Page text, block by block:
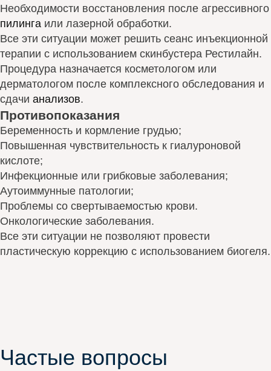
Необходимости восстановления после агрессивного
пилинга или лазерной обработки.
Все эти ситуации может решить сеанс инъекционной
терапии с использованием скинбустера Рестилайн.
Процедура назначается косметологом или
дерматологом после комплексного обследования и
сдачи анализов.
Противопоказания
Беременность и кормление грудью;
Повышенная чувствительность к гиалуроновой
кислоте;
Инфекционные или грибковые заболевания;
Аутоиммунные патологии;
Проблемы со свертываемостью крови.
Онкологические заболевания.
Все эти ситуации не позволяют провести
пластическую коррекцию с использованием биогеля.
Частые вопросы